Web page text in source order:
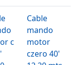
c
Cable
mando
motor
czero 40'